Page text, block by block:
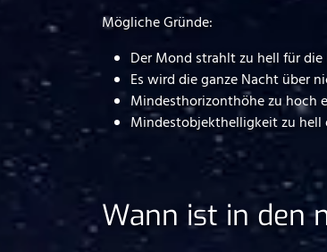
Mögliche Gründe:
Der Mond strahlt zu hell für die
Es wird die ganze Nacht über
Mindesthorizonthöhe zu hoch
Mindestobjekthelligkeit zu
Wann ist in den